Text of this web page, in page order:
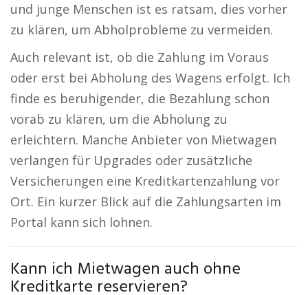
und junge Menschen ist es ratsam, dies vorher
zu klären, um Abholprobleme zu vermeiden.
Auch relevant ist, ob die Zahlung im Voraus
oder erst bei Abholung des Wagens erfolgt. Ich
finde es beruhigender, die Bezahlung schon
vorab zu klären, um die Abholung zu
erleichtern. Manche Anbieter von Mietwagen
verlangen für Upgrades oder zusätzliche
Versicherungen eine Kreditkartenzahlung vor
Ort. Ein kurzer Blick auf die Zahlungsarten im
Portal kann sich lohnen.
Kann ich Mietwagen auch ohne
Kreditkarte reservieren?